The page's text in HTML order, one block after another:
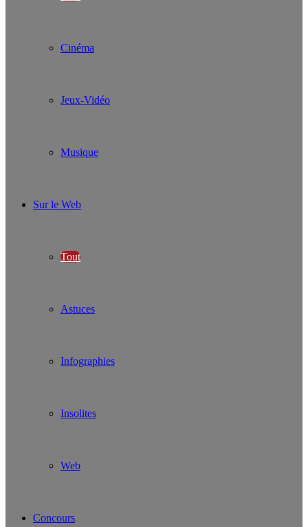
Cinéma
Jeux-Vidéo
Musique
Sur le Web
Tout
Astuces
Infographies
Insolites
Web
Concours